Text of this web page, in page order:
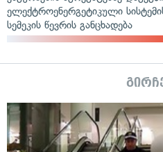
ელექტროენერგეტიკული
სემეკის წევრის განცხადება